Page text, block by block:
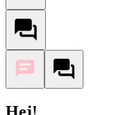
Hej!